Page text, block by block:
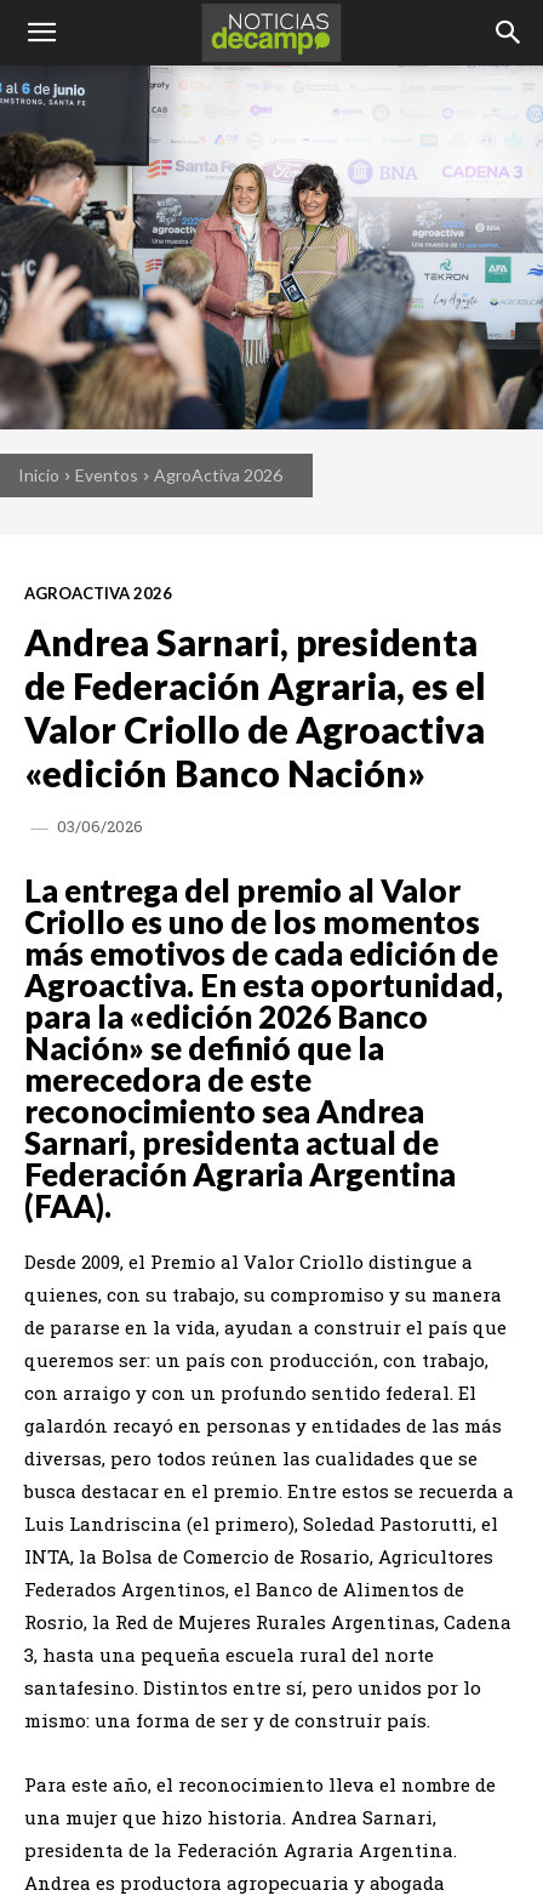
Inicio Eventos AgroActiva 2026
AGROACTIVA 2026
Andrea Sarnari, presidenta
de Federación Agraria, es el
Valor Criollo de Agroactiva
«edición Banco Nación»
03/06/2026
La entrega del premio al Valor
Criollo es uno de los momentos
más emotivos de cada edición de
Agroactiva. En esta oportunidad,
para la «edición 2026 Banco
Nación» se definió que la
merecedora de este
reconocimiento sea Andrea
Sarnari, presidenta actual de
Federación Agraria Argentina
(FAA).
Desde 2009, el Premio al Valor Criollo distingue a
quienes, con su trabajo, su compromiso y su manera
de pararse en la vida, ayudan a construir el país que
queremos ser: un país con producción, con trabajo,
con arraigo y con un profundo sentido federal. El
galardón recayó en personas y entidades de las más
diversas, pero todos reúnen las cualidades que se
busca destacar en el premio. Entre estos se recuerda a
Luis Landriscina (el primero), Soledad Pastorutti, el
INTA, la Bolsa de Comercio de Rosario, Agricultores
Federados Argentinos, el Banco de Alimentos de
Rosrio, la Red de Mujeres Rurales Argentinas, Cadena
3, hasta una pequeña escuela rural del norte
santafesino. Distintos entre sí, pero unidos por lo
mismo: una forma de ser y de construir país.
Para este año, el reconocimiento lleva el nombre de
una mujer que hizo historia. Andrea Sarnari,
presidenta de la Federación Agraria Argentina.
Andrea es productora agropecuaria y abogada